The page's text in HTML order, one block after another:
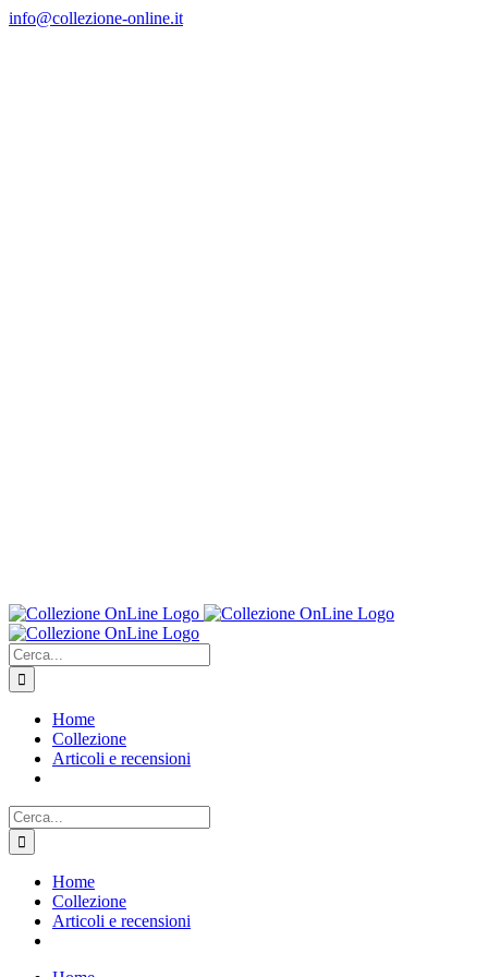
Salta
info@collezione-online.it
Cerca
per:
Home
Collezione
Articoli e recensioni
Cerca
per:
Home
Collezione
Articoli e recensioni